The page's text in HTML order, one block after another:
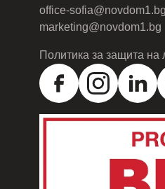
office-sofia@novdom1.bg
marketing@novdom1.bg
Политика за защита на